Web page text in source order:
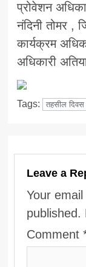
प्रोवेशन
नंदिनी तोमर ,
कार्यक्रम
अधिकारी
Tags: तहसील दिवस
Leave a
Your
published.
Comment